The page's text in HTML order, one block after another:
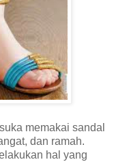
memakai sandal
dan ramah.
hal yang